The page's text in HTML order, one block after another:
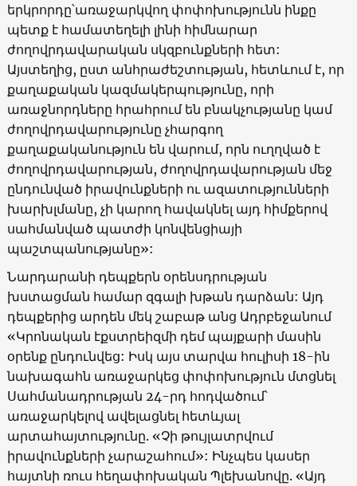
երկրորդը՝առաջարկվող փոփոխությունն ինքը
պետք է համատեղելի լինի հիմնարար
ժողովրդավարական սկզբունքների հետ:
Այստեղից, ըստ անհրաժեշտության, հետևում է, որ
քաղաքական կազմակերպությունը, որի
առաջնորդները հրահրում են բնակչությանը կամ
ժողովրդավարությունը չհարգող
քաղաքականություն են վարում, որն ուղղված է
ժողովրդավարության, ժողովրդավարության մեջ
ընդունված իրավունքների ու ազատությունների
խարխլմանը, չի կարող հավակնել այդ հիմքերով
սահմանված պատժի կոնվենցիայի
պաշտպանությանը»:
Նարդարանի դեպքերն օրենսդրության
խստացման համար զգալի խթան դարձան: Այդ
դեպքերից արդեն մեկ շաբաթ անց Ադրբեջանում
«Կրոնական էքստրեիզմի դեմ պայքարի մասին
օրենք ընդունվեց: Իսկ այս տարվա հուլիսի 18-ին
նախագահն առաջարկեց փոփոխություն մտցնել
Սահմանադրության 24-րդ հոդվածում՝
առաջարկելով ավելացնել հետևյալ
արտահայտությունը. «Չի թույլատրվում
իրավունքների չարաշահում»: Ինչպես կասեր
հայտնի ռուս հեղափոխական Պլեխանովը. «Այդ